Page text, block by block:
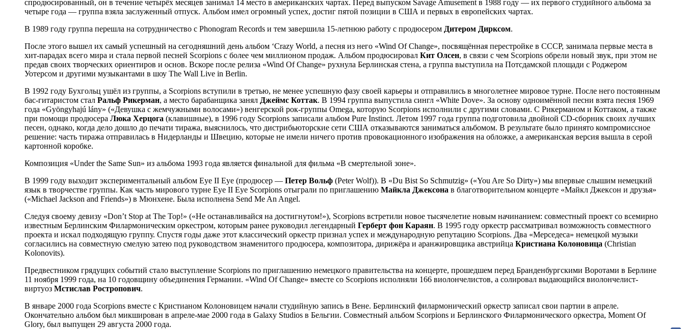
спродюсированный, он в течение четырёх месяцев занимал 14 место в американских чартах. Перед выпуском Savage Amusement в 1988 году — их первого студийного альбома за
четыре года — группа взяла заслуженный отпуск. Альбом имел огромный успех, достиг пятой позиции в США и первых в европейских чартах.
В 1989 году группа перешла на сотрудничество с Phonogram Records и тем завершила 15-летнюю работу с продюсером Дитером Дирксом.
После этого вышел их самый успешный на сегодняшний день альбом ‘Crazy World, а песня из него «Wind Of Change», посвящённая перестройке в СССР, занимала первые места в
хит-парадах всего мира и стала первой песней Scorpions с более чем миллионом продаж. Альбом продюсировал Кит Олсен, в связи с чем Scorpions обрели новый звук, при этом не
предав своих творческих ориентиров и основ. Вскоре после релиза «Wind Of Change» рухнула Берлинская стена, а группа выступила на Потсдамской площади с Роджером
Уотерсом и другими музыкантами в шоу The Wall Live in Berlin.
В 1992 году Бухгольц ушёл из группы, а Scorpions вступили в третью, не менее успешную фазу своей карьеры и отправились в многолетнее мировое турне. После него постоянным
бас-гитаристом стал Ральф Рикерман, а место барабанщика занял Джеймс Коттак. В 1994 группа выпустила сингл «White Dove». За основу одноимённой песни взята песня 1969
года «Gyöngyhajú lány» («Девушка с жемчужными волосами») венгерской рок-группы Omega, которую Scorpions исполнили с другими словами. С Рикерманом и Коттаком, а также
при помощи продюсера Люка Херцога (клавишные), в 1996 году Scorpions записали альбом Pure Instinct. Летом 1997 года группа подготовила двойной CD-сборник своих лучших
песен, однако, когда дело дошло до печати тиража, выяснилось, что дистрибьюторские сети США отказываются заниматься альбомом. В результате было принято компромиссное
решение: часть тиража отправилась в Нидерланды и Швецию, которые не имели ничего против провокационного изображения на обложке, а американская версия вышла в серой
картонной коробке.
Композиция «Under the Same Sun» из альбома 1993 года является финальной для фильма «В смертельной зоне».
В 1999 году выходит экспериментальный альбом Eye II Eye (продюсер — Петер Вольф (Peter Wolf)). В «Du Bist So Schmutzig» («You Are So Dirty») мы впервые слышим немецкий
язык в творчестве группы. Как часть мирового турне Eye II Eye Scorpions отыграли по приглашению Майкла Джексона в благотворительном концерте «Майкл Джексон и друзья»
(«Michael Jackson and Friends») в Мюнхене. Была исполнена Send Me An Angel.
Следуя своему девизу «Don’t Stop at The Top!» («Не останавливайся на достигнутом!»), Scorpions встретили новое тысячелетие новым начинанием: совместный проект со всемирно
известным Берлинским Филармоническим оркестром, которым ранее руководил легендарный Герберт фон Караян. В 1995 году оркестр рассматривал возможность совместного
проекта и искал подходящую группу. Спустя годы даже этот классический оркестр признал успех и международную репутацию Scorpions. Два «Мерседеса» немецкой музыки
согласились на совместную смелую затею под руководством знаменитого продюсера, композитора, дирижёра и аранжировщика австрийца Кристиана Колоновица (Christian
Kolonovits).
Предвестником грядущих событий стало выступление Scorpions по приглашению немецкого правительства на концерте, прошедшем перед Бранденбургскими Воротами в Берлине
11 ноября 1999 года, на 10 годовщину объединения Германии. «Wind Of Change» вместе со Scorpions исполняли 166 виолончелистов, а солировал выдающийся виолончелист-
виртуоз Мстислав Ростропович.
В январе 2000 года Scorpions вместе с Кристианом Колоновицем начали студийную запись в Вене. Берлинский филармонический оркестр записал свои партии в апреле.
Окончательно альбом был микширован в апреле-мае 2000 года в Galaxy Studios в Бельгии. Совместный альбом Scorpions и Берлинского Филармонического оркестра, Moment Of
Glory, был выпущен 29 августа 2000 года.